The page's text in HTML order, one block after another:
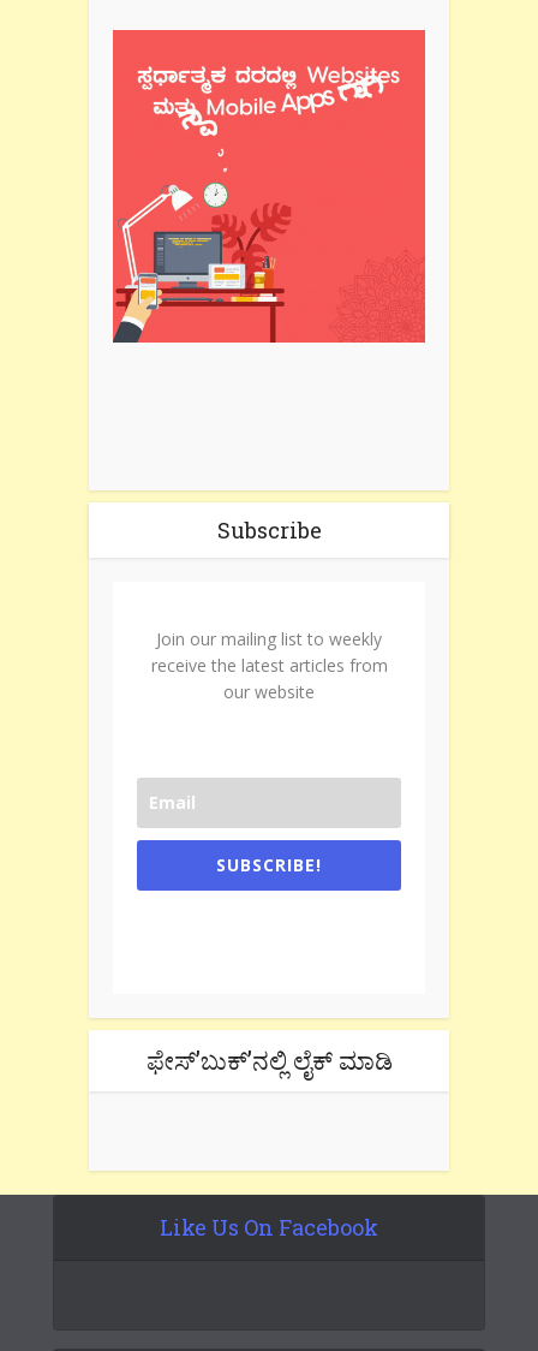
Subscribe
Join our mailing list to weekly
receive the latest articles from
our website
SUBSCRIBE!
ಫೇಸ್’ಬುಕ್’ನಲ್ಲಿ ಲೈಕ್ ಮಾಡಿ
Like Us On Facebook